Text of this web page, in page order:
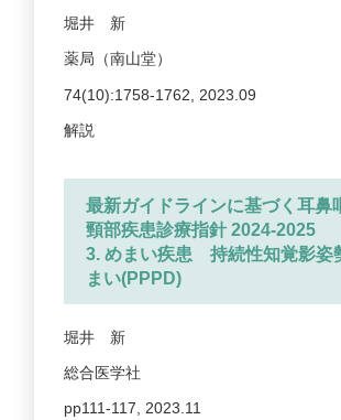
堀井 新
薬局（南山堂）
74(10):1758-1762, 2023.09
解説
最新ガイドラインに基づく耳鼻
頸部疾患診療指針 2024-2025
3. めまい疾患 持続性知覚影姿
まい(PPPD)
堀井 新
総合医学社
pp111-117, 2023.11